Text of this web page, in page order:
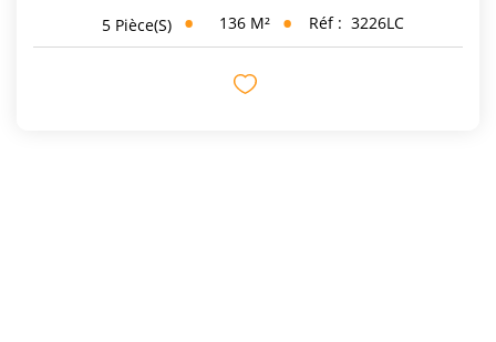
5 Pièce(s) 136 M² Réf : 3226LC